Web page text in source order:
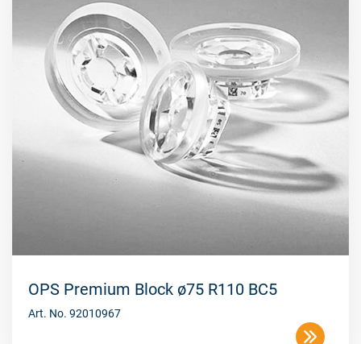
OPS Premium Block ø75 R110 BC5
Art. No. 92010967